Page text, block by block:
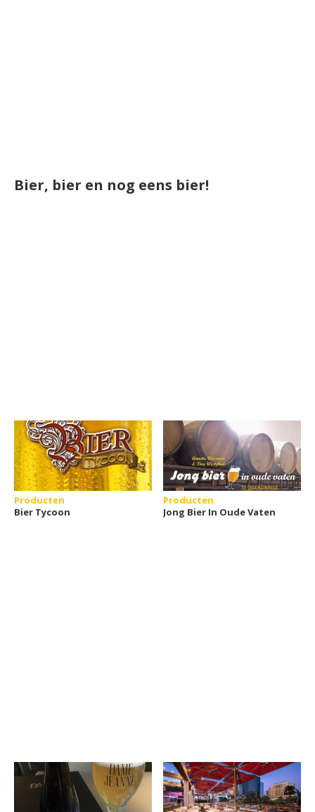
Bier, bier en nog eens bier!
Producten
Bier Tycoon
Producten
Jong Bier In Oude Vaten